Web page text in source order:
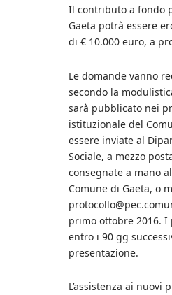
Il contributo a fondo
Gaeta potrà essere
di € 10.000 euro, a
Le domande vanno
secondo la
sarà pubblicato nei
istituzionale del
essere inviate al
Sociale, a mezzo
consegnate a mano
Comune di Gaeta, o
primo ottobre 2016.
entro i 90 gg
presentazione.
L’assistenza ai